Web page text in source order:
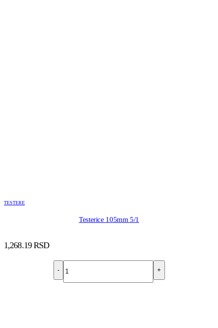
TESTERE
Testerice 105mm 5/1
1,268.19RSD
- +